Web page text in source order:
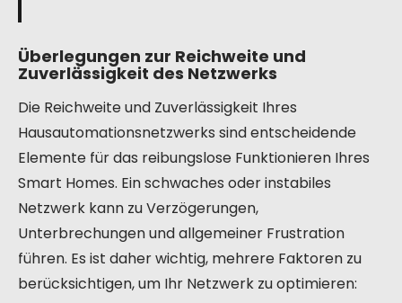
Überlegungen zur Reichweite und
Zuverlässigkeit des Netzwerks
Die Reichweite und Zuverlässigkeit Ihres
Hausautomationsnetzwerks sind entscheidende
Elemente für das reibungslose Funktionieren Ihres
Smart Homes. Ein schwaches oder instabiles
Netzwerk kann zu Verzögerungen,
Unterbrechungen und allgemeiner Frustration
führen. Es ist daher wichtig, mehrere Faktoren zu
berücksichtigen, um Ihr Netzwerk zu optimieren: